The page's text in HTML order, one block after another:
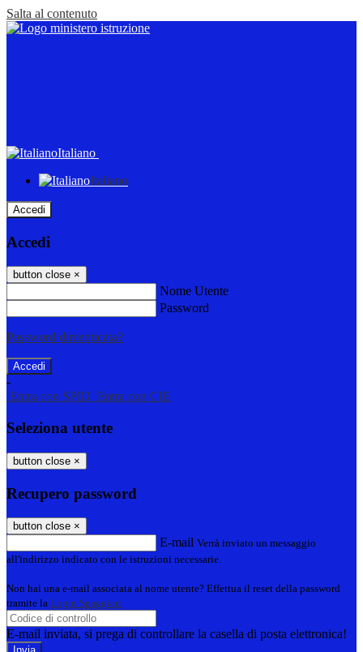
Salta al contenuto
Italiano
Italiano
Accedi
Accedi
button close ×
Nome Utente
Password
Password dimenticata?
-
Entra con SPID Entra con CIE
Seleziona utente
button close ×
Recupero password
button close ×
E-mail Verrà inviato un messaggio
all'indirizzo indicato con le istruzioni necessarie.
Non hai una e-mail associata al nome utente? Effettua il reset della password
tramite la Login Spaggiari
E-mail inviata, si prega di controllare la casella di posta elettronica!